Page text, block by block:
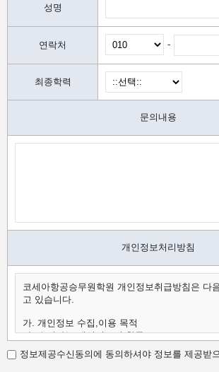
성명
연락처 -
최종학력
문의내용
개인정보처리방침
코세아항공승무원학원 개인정보취급방침은 다
고 있습니다.
가. 개인정보 수집,이용 목적
나. 수집하는 개인정보의 항목
다. 개인정보의 보유 및 이용 기간
가.개인정보 수집,이용 목적
정보제공수신동의에 동의하셔야 정보를 제공받